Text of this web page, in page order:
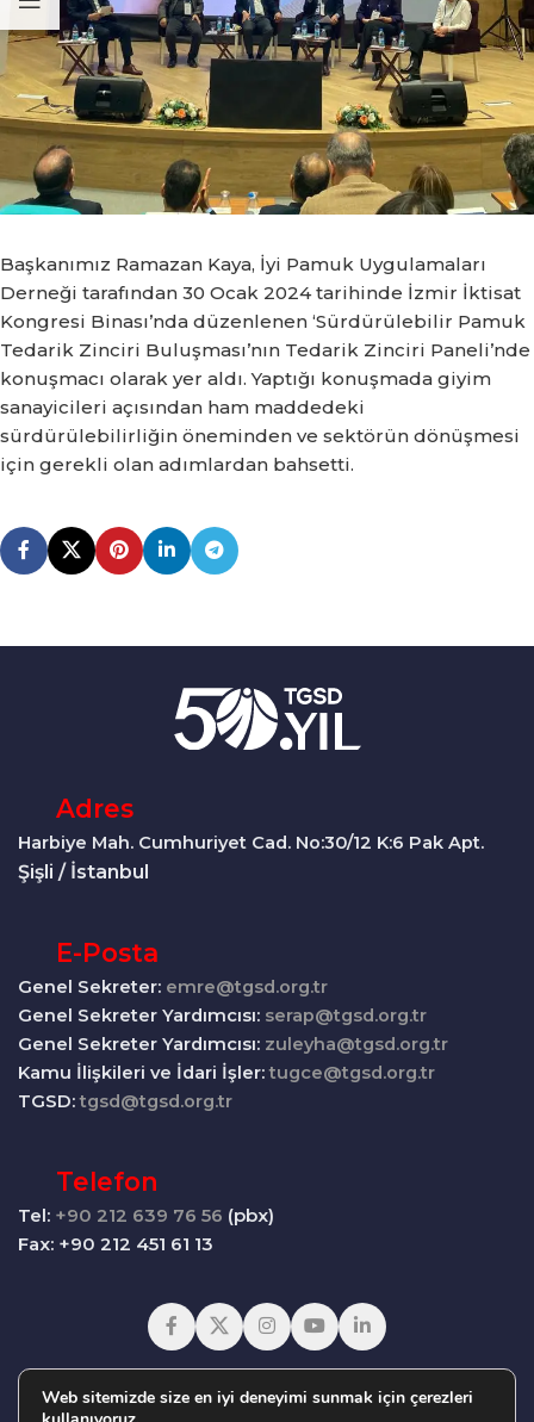
Başkanımız Ramazan Kaya, İyi Pamuk Uygulamaları
Derneği tarafından 30 Ocak 2024 tarihinde İzmir İktisat
Kongresi Binası’nda düzenlenen ‘Sürdürülebilir Pamuk
Tedarik Zinciri Buluşması’nın Tedarik Zinciri Paneli’nde
konuşmacı olarak yer aldı. Yaptığı konuşmada giyim
sanayicileri açısından ham maddedeki
sürdürülebilirliğin öneminden ve sektörün dönüşmesi
için gerekli olan adımlardan bahsetti.
Adres
Harbiye Mah. Cumhuriyet Cad. No:30/12 K:6 Pak Apt.
Şişli / İstanbul
E-Posta
Genel Sekreter: emre@tgsd.org.tr
Genel Sekreter Yardımcısı: serap@tgsd.org.tr
Genel Sekreter Yardımcısı: zuleyha@tgsd.org.tr
Kamu İlişkileri ve İdari İşler:tugce@tgsd.org.tr
TGSD:tgsd@tgsd.org.tr
Telefon
Tel: +90 212 639 76 56 (pbx)
Fax: +90 212 451 61 13
Web sitemizde size en iyi deneyimi sunmak için çerezleri